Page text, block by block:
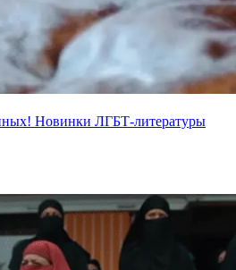
Новинки ЛГБТ-литературы